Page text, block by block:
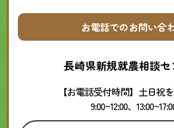
お電話でのお問い合
長崎県新規就農相談セ
【お電話受付時間】土日祝
9:00~12:00、